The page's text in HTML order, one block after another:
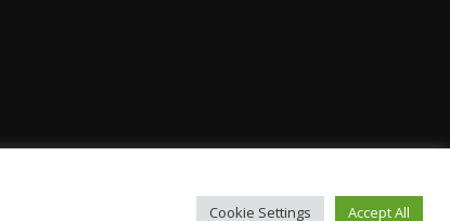
Cookie Settings Accept All